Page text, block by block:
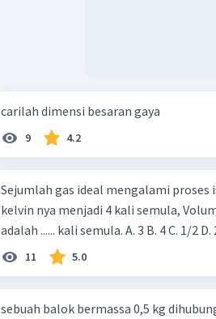
carilah dimensi besaran gaya
9 4.2
Sejumlah gas ideal mengalami
kelvin nya menjadi 4 kali semula,
adalah ...... kali semula. A. 3 B. 4
11 5.0
sebuah balok bermassa 0,5 kg